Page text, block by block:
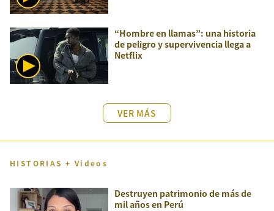
“Hombre en llamas”: una historia
de peligro y supervivencia llega a
Netflix
VER MÁS
HISTORIAS + Videos
Destruyen patrimonio de más de
mil años en Perú